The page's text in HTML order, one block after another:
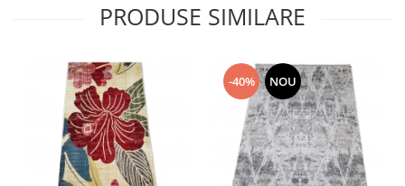
PRODUSE SIMILARE
-40% NOU